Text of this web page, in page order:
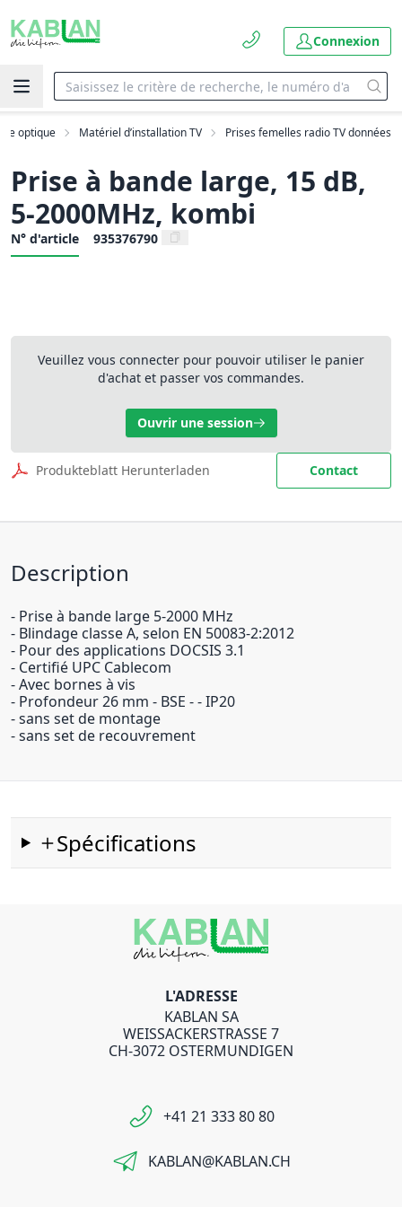
Connexion
optique Matériel d’installation TV Prises femelles radio TV données
Prise à bande large, 15 dB,
5-2000MHz, kombi
N° d'article 935376790
Veuillez vous connecter pour pouvoir utiliser le panier
d'achat et passer vos commandes.
Ouvrir une session
Produkteblatt Herunterladen Contact
Description
- Prise à bande large 5-2000 MHz
- Blindage classe A, selon EN 50083-2:2012
- Pour des applications DOCSIS 3.1
- Certifié UPC Cablecom
- Avec bornes à vis
- Profondeur 26 mm - BSE - - IP20
- sans set de montage
- sans set de recouvrement
Spécifications
L'ADRESSE
KABLAN SA
WEISSACKERSTRASSE 7
CH-3072 OSTERMUNDIGEN
+41 21 333 80 80
KABLAN@KABLAN.CH